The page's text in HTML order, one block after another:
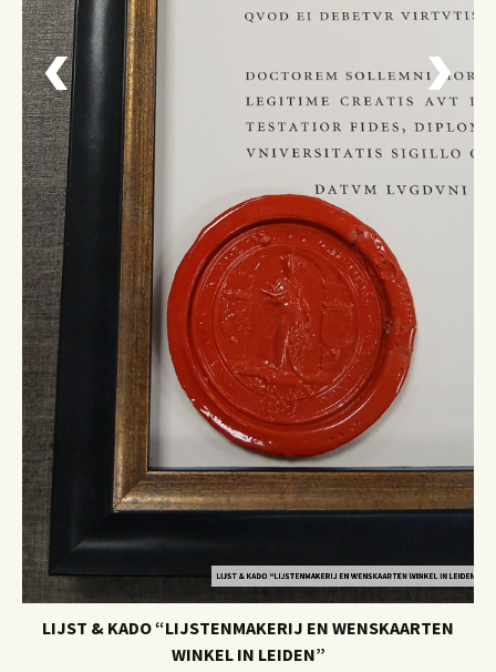
LIJST & KADO “LIJSTENMAKERIJ EN WENSKAARTEN WINKEL IN LEIDEN”
LIJST & KADO “LIJSTENMAKERIJ EN WENSKAARTEN
WINKEL IN LEIDEN”